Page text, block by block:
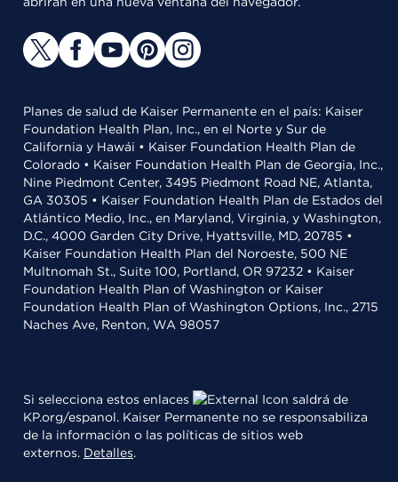
Planes de salud de Kaiser Permanente en el país: Kaiser
Foundation Health Plan, Inc., en el Norte y Sur de
California y Hawái • Kaiser Foundation Health Plan de
Colorado • Kaiser Foundation Health Plan de Georgia, Inc.,
Nine Piedmont Center, 3495 Piedmont Road NE, Atlanta,
GA 30305 • Kaiser Foundation Health Plan de Estados del
Atlántico Medio, Inc., en Maryland, Virginia, y Washington,
D.C., 4000 Garden City Drive, Hyattsville, MD, 20785 •
Kaiser Foundation Health Plan del Noroeste, 500 NE
Multnomah St., Suite 100, Portland, OR 97232 • Kaiser
Foundation Health Plan of Washington or Kaiser
Foundation Health Plan of Washington Options, Inc., 2715
Naches Ave, Renton, WA 98057
Si selecciona estos enlaces
saldrá de
KP.org/espanol. Kaiser Permanente no se responsabiliza
de la información o las políticas de sitios web
externos. Detalles.